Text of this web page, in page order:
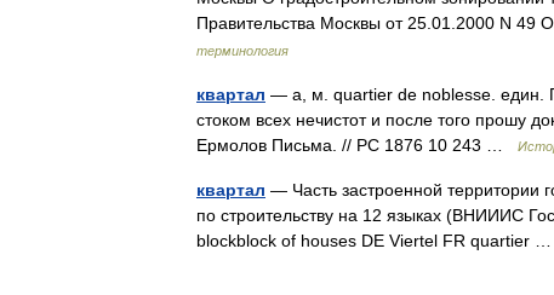
Правительства Москвы от 25.01.2000
терминология
квартал — а, м. quartier de noblesse. един.
стоком всех нечистот и после того прошу
Ермолов Письма. // РС 1876 10 243 …
квартал — Часть застроенной территории
по строительству на 12 языках (ВНИИИС
blockblock of houses DE Viertel FR quartier